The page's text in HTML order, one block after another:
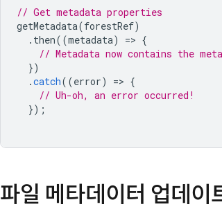
// Get metadata properties
getMetadata(forestRef)
. then((metadata) => {
// Metadata now contains the
})
.catch((error) => {
// Uh-oh, an error occurred!
});
파일 메타데이터 업데이